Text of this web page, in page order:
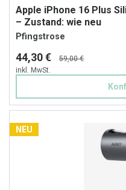
Apple iPhone 16 Plus
– Zustand: wie neu
Pfingstrose
44,30 €
59,00 €
inkl. MwSt.
NEU